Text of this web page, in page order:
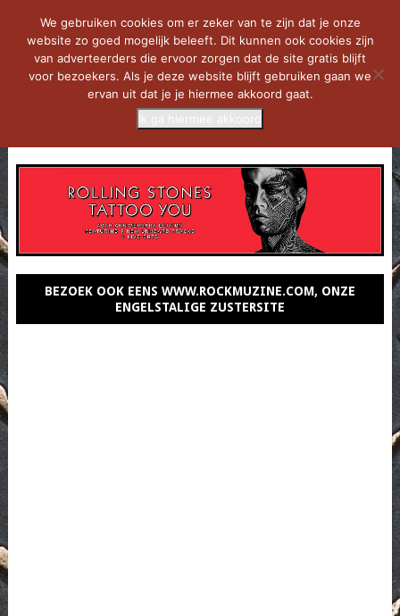
BEZOEK OOK EENS WWW.ROCKMUZINE.COM, ONZE
ENGELSTALIGE ZUSTERSITE
We gebruiken cookies om er zeker van te zijn dat je onze
website zo goed mogelijk beleeft. Dit kunnen ook cookies zijn
van adverteerders die ervoor zorgen dat de site gratis blijft
voor bezoekers. Als je deze website blijft gebruiken gaan we
ervan uit dat je je hiermee akkoord gaat.
Ik ga hiermee akkoord